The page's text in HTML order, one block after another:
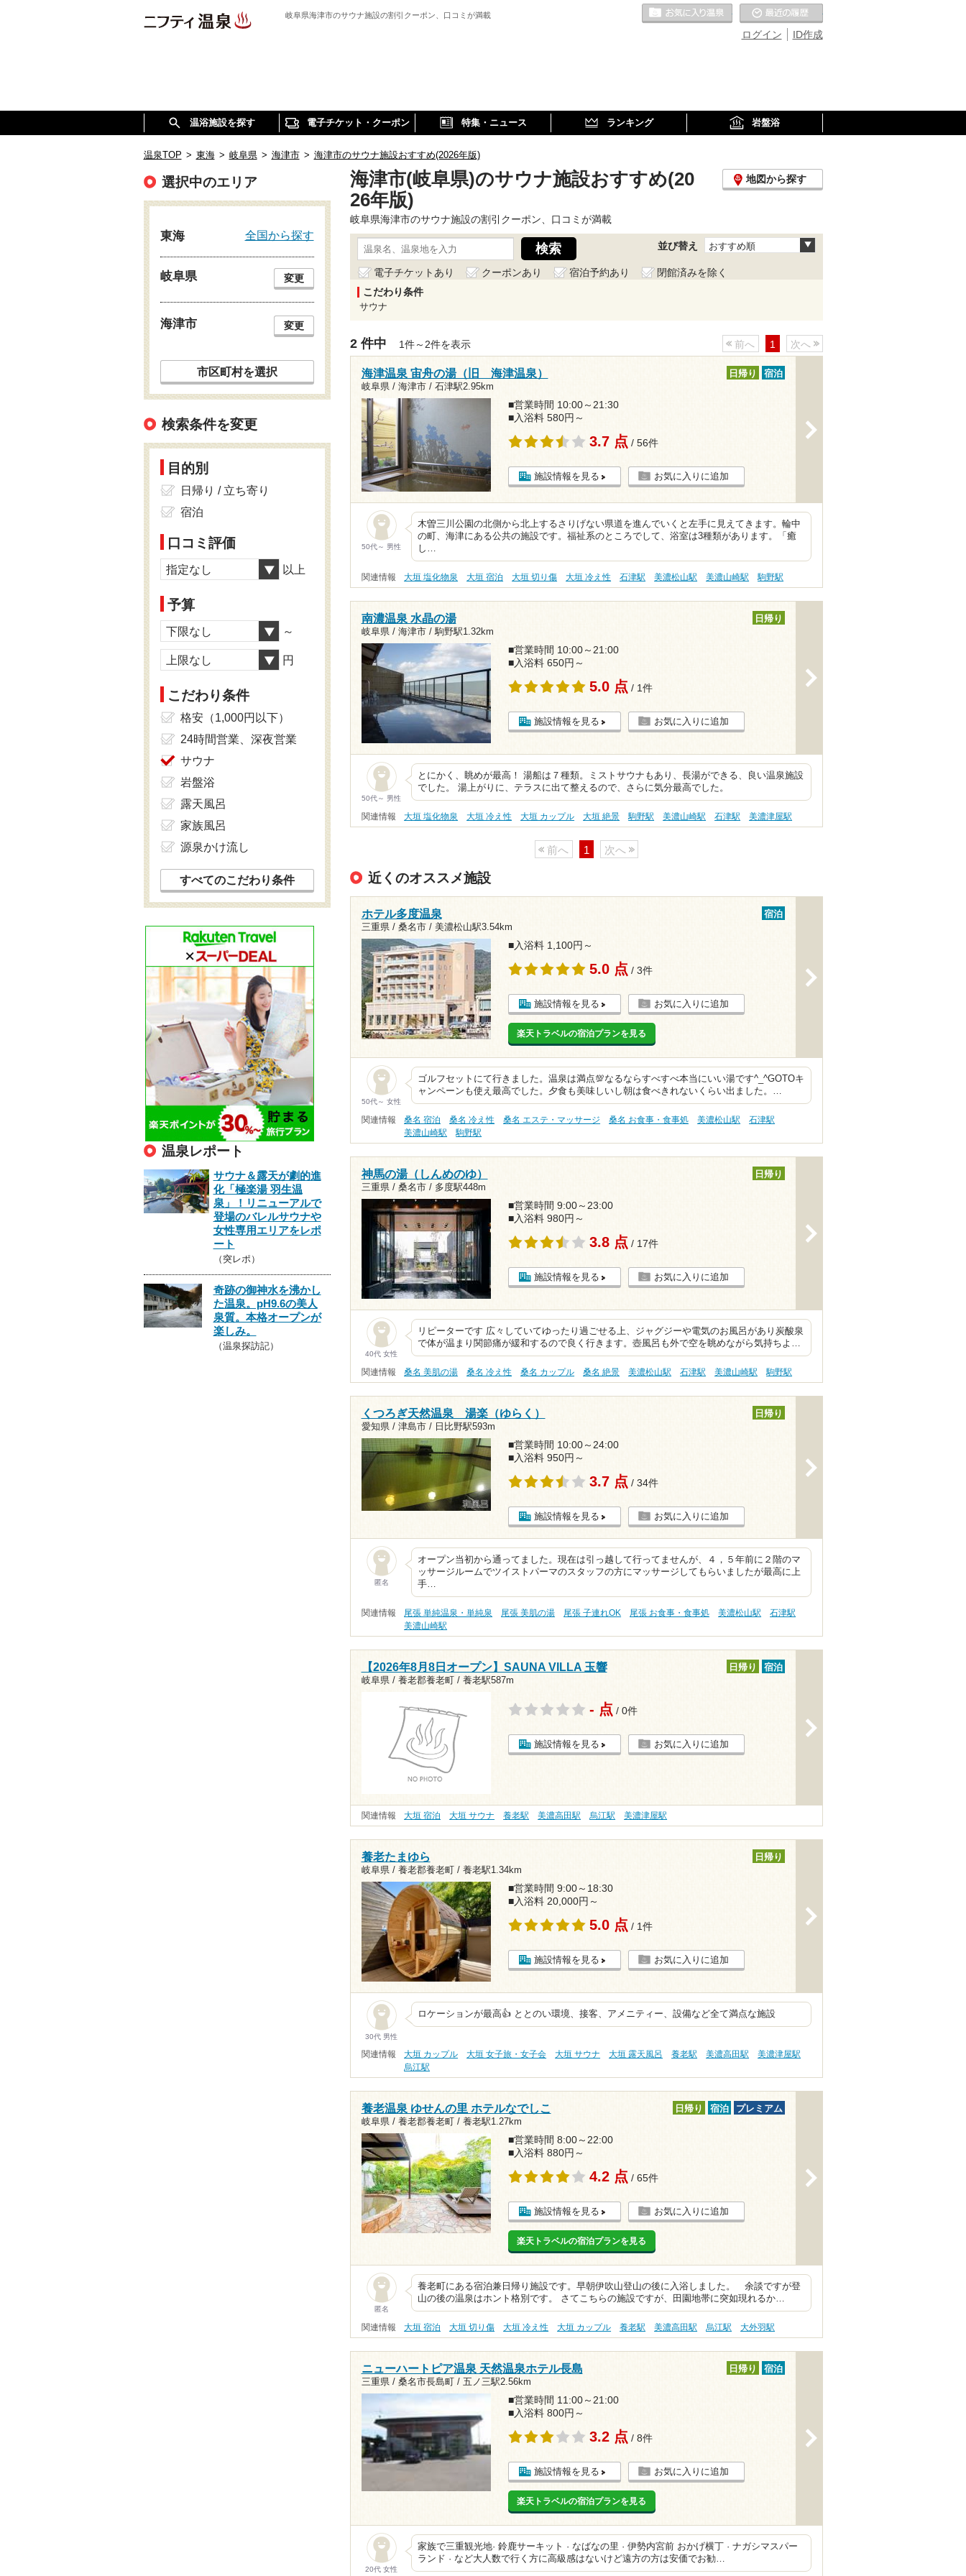
岐阜県海津市のサウナ施設の割引クーポン、口コミが満載
ID作成
ログイン
お気に入りの温泉
温浴施設を探す 電子チケット・クーポン 特集・ニュース ランキング 岩盤浴
温泉TOP > 東海 > 岐阜県 > 海津市 > 海津市のサウナ施設おすすめ(2026年版)
海津市(岐阜県)のサウナ施設おすすめ(20
26年版)
地図から探す
岐阜県海津市のサウナ施設の割引クーポン、口コミが満載
並び替え おすすめ順
電子チケットあり クーポンあり 宿泊予約あり
閉館済みを除く
こだわり条件
サウナ
2 件中 1件～2件を表示 前へ 1 次へ
海津温泉 宙舟の湯（旧 海津温泉）
岐阜県 / 海津市 / 石津駅2.95km
日帰り 宿泊
■営業時間 10:00～21:30
■入浴料 580円～
3.7 点 / 56件
施設情報を見る お気に入りに追加
50代～ 男性
木曽三川公園の北側から北上するさりげない県道を進んでいくと左手に見えてきます。輪中
の町、海津にある公共の施設です。福祉系のところでして、浴室は3種類があります。「癒
し…
関連情報 大垣 塩化物泉 大垣 宿泊 大垣 切り傷 大垣 冷え性 石津駅 美濃松山駅 美濃山崎駅 駒野駅
南濃温泉 水晶の湯
岐阜県 / 海津市 /駒野駅1.32km
日帰り
■営業時間 10:00～21:00
■入浴料 650円～
5.0 点 / 1件
施設情報を見る お気に入りに追加
50代～ 男性
とにかく、眺めが最高！ 湯船は７種類。ミストサウナもあり、長湯ができる、良い温泉施設
でした。 湯上がりに、テラスに出て整えるので、さらに気分最高でした。
関連情報 大垣 塩化物泉 大垣 冷え性 大垣 カップル 大垣 絶景 駒野駅 美濃山崎駅 石津駅 美濃津屋駅
前へ 1 次へ
近くのオススメ施設
ホテル多度温泉
三重県 / 桑名市 / 美濃松山駅3.54km
宿泊
■入浴料 1,100円～
5.0 点 / 3件
施設情報を見る お気に入りに追加
楽天トラベルの宿泊プランを見る
50代～ 女性
ゴルフセットにて行きました。温泉は満点💯なるならすべすべ本当にいい湯です^_^GOTOキ
ャンペーンも使え最高でした。夕食も美味しいし朝は食べきれないくらい出ました。…
関連情報 桑名 宿泊 桑名 冷え性 桑名 エステ・マッサージ 桑名 お食事・食事処 美濃松山駅
石津駅
美濃山崎駅
駒野駅
神馬の湯（しんめのゆ）
三重県 / 桑名市 / 多度駅448m
日帰り
■営業時間 9:00～23:00
■入浴料 980円～
3.8 点 / 17件
施設情報を見る お気に入りに追加
40代 女性
リピーターです 広々していてゆったり過ごせる上、ジャグジーや電気のお風呂があり炭酸泉
で体が温まり関節痛が緩和するので良く行きます。壺風呂も外で空を眺めながら気持ちよ…
関連情報 桑名 美肌の湯 桑名 冷え性 桑名 カップル 桑名 絶景 美濃松山駅 石津駅 美濃山崎駅 駒野駅
くつろぎ天然温泉 湯楽（ゆらく）
愛知県 / 津島市 / 日比野駅593m
日帰り
■営業時間 10:00～24:00
■入浴料 950円～
3.7 点 / 34件
施設情報を見る お気に入りに追加
匿名
オープン当初から通ってました。現在は引っ越して行ってませんが、４，５年前に２階のマ
ッサージルームでツイストパーマのスタッフの方にマッサージしてもらいましたが最高に上
手…
関連情報 尾張 単純温泉・単純泉 尾張 美肌の湯 尾張 子連れOK 尾張 お食事・食事処 美濃松山駅
石津駅
美濃山崎駅
【2026年8月8日オープン】SAUNA VILLA 玉響
岐阜県 / 養老郡養老町 / 養老駅587m
日帰り 宿泊
- 点 / 0件
施設情報を見る お気に入りに追加
関連情報 大垣 宿泊 大垣 サウナ 養老駅 美濃高田駅 烏江駅 美濃津屋駅
養老たまゆら
岐阜県 / 養老郡養老町 / 養老駅1.34km
日帰り
■営業時間 9:00～18:30
■入浴料 20,000円～
5.0 点 / 1件
施設情報を見る お気に入りに追加
30代 男性
ロケーションが最高👍 ととのい環境、接客、アメニティー、設備など全て満点な施設
関連情報 大垣 カップル 大垣 女子旅・女子会 大垣 サウナ 大垣 露天風呂 養老駅 美濃高田駅
美濃津屋駅
烏江駅
養老温泉 ゆせんの里 ホテルなでしこ
岐阜県 / 養老郡養老町 / 養老駅1.27km
日帰り 宿泊 プレミアム
■営業時間 8:00～22:00
■入浴料 880円～
4.2 点 / 65件
施設情報を見る お気に入りに追加
楽天トラベルの宿泊プランを見る
匿名
養老町にある宿泊兼日帰り施設です。早朝伊吹山登山の後に入浴しました。 余談ですが登
山の後の温泉はホント格別です。 さてこちらの施設ですが、田園地帯に突如現れるか…
関連情報 大垣 宿泊 大垣 切り傷 大垣 冷え性 大垣 カップル 養老駅 美濃高田駅 烏江駅 大外羽駅
ニューハートピア温泉 天然温泉ホテル長島
三重県 / 桑名市長島町 / 五ノ三駅2.56km
日帰り 宿泊
■営業時間 11:00～21:00
■入浴料 800円～
3.2 点 / 8件
施設情報を見る お気に入りに追加
楽天トラベルの宿泊プランを見る
20代 女性
家族で三重観光地· 鈴鹿サーキット · なばなの里 · 伊勢内宮前 おかげ横丁 · ナガシマスパー
ランド · など大人数で行く方に高級感はないけど遠方の方は安価でお勧…
選択中のエリア
東海 全国から探す
岐阜県 変更
海津市 変更
市区町村を選択
検索条件を変更
目的別
日帰り / 立ち寄り
宿泊
口コミ評価
指定なし 以上
予算
下限なし ～
上限なし 円
こだわり条件
格安（1,000円以下）
24時間営業、深夜営業
サウナ
岩盤浴
露天風呂
家族風呂
源泉かけ流し
すべてのこだわり条件
温泉レポート
サウナ＆露天が劇的進
化「極楽湯 羽生温
泉」！リニューアルで
登場のバレルサウナや
女性専用エリアをレポ
ート
（突レポ）
奇跡の御神水を沸かし
た温泉。pH9.6の美人
泉質。本格オープンが
楽しみ。
（温泉探訪記）